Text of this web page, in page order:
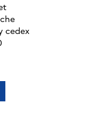
cedex